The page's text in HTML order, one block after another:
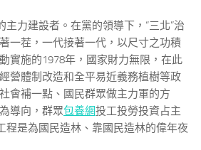
主力建設者。在黨的領導下，“三北”治
一茬，一代接著一代，以尺寸之功積
實施的1978年，國家財力無限，在此
營體制改造和全平易近義務植樹等政
會補一點、國民群眾做主力軍的方
導向，群眾包養網投工投勞投資占主
程是為國民造林、靠國民造林的偉年夜